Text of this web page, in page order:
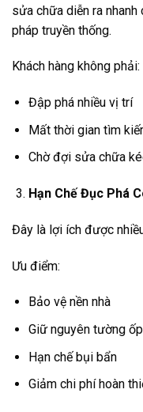
sửa chữa diễn ra
pháp truyền thống.
Khách hàng không phải:
Đập phá nhiều vị trí
Mất thời gian tìm
Chờ đợi sửa chữa
Hạn Chế Đục Phá
Đây là lợi ích được
Ưu điểm:
Bảo vệ nền nhà
Giữ nguyên tường
Hạn chế bụi bẩn
Giảm chi phí hoàn